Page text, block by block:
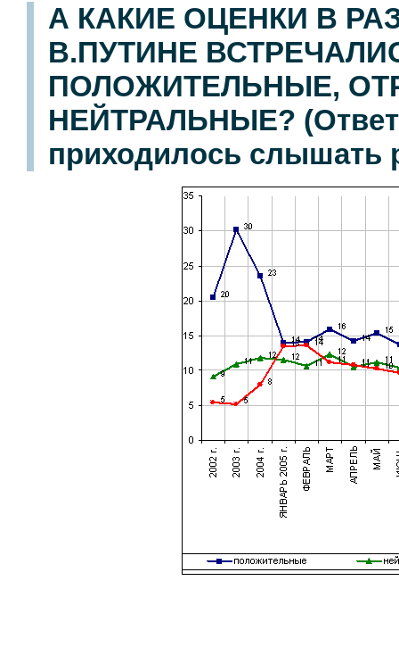
А КАКИЕ ОЦЕНКИ В
В.ПУТИНЕ
ПОЛОЖИТЕЛЬНЫЕ,
НЕЙТРАЛЬНЫЕ?
приходилось слышать